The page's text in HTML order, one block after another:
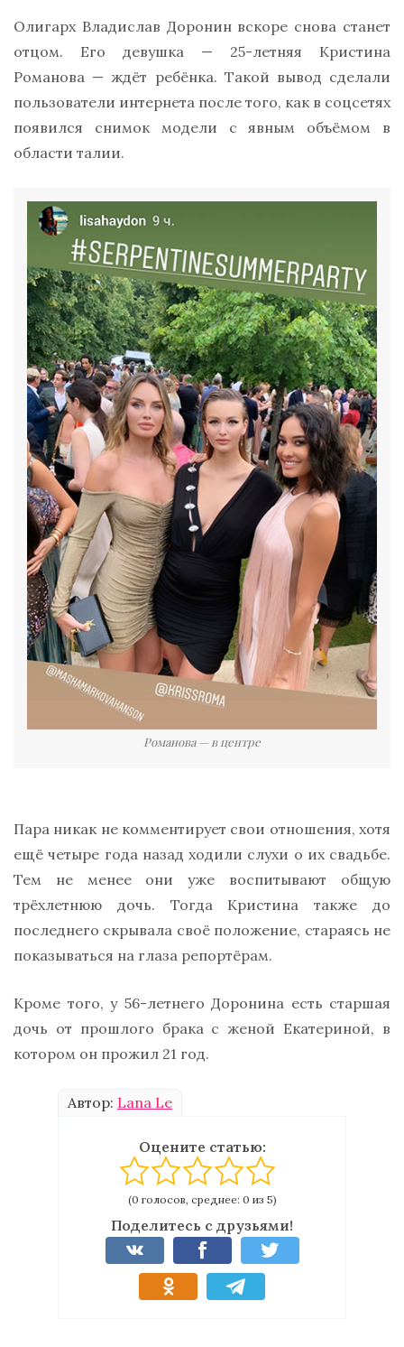
Олигарх Владислав Доронин вскоре снова станет
отцом. Его девушка — 25-летняя Кристина
Романова — ждёт ребёнка. Такой вывод сделали
пользователи интернета после того, как в соцсетях
появился снимок модели с явным объёмом в
области талии.
Романова — в центре
Пара никак не комментирует свои отношения, хотя
ещё четыре года назад ходили слухи о их свадьбе.
Тем не менее они уже воспитывают общую
трёхлетнюю дочь. Тогда Кристина также до
последнего скрывала своё положение, стараясь не
показываться на глаза репортёрам.
Кроме того, у 56-летнего Доронина есть старшая
дочь от прошлого брака с женой Екатериной, в
котором он прожил 21 год.
Автор: Lana Le
Оцените статью:
(0 голосов, среднее: 0 из 5)
Поделитесь с друзьями!